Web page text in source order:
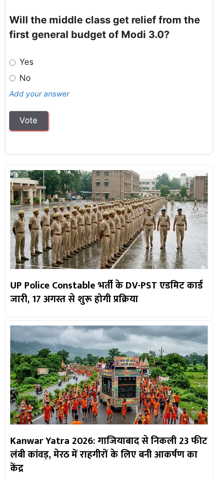
Will the middle class get relief from the
first general budget of Modi 3.0?
Yes
No
Add your answer
UP Police Constable भर्ती के DV-PST एडमिट कार्ड
जारी, 17 अगस्त से शुरू होगी प्रक्रिया
Kanwar Yatra 2026: गाजियाबाद से निकली 23 फीट
लंबी कांवड़, मेरठ में राहगीरों के लिए बनी आकर्षण का
केंद्र